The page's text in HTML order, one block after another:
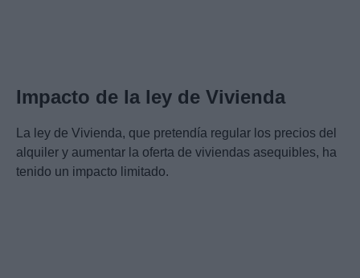
Impacto de la ley de Vivienda
La ley de Vivienda, que pretendía regular los precios del
alquiler y aumentar la oferta de viviendas asequibles, ha
tenido un impacto limitado.